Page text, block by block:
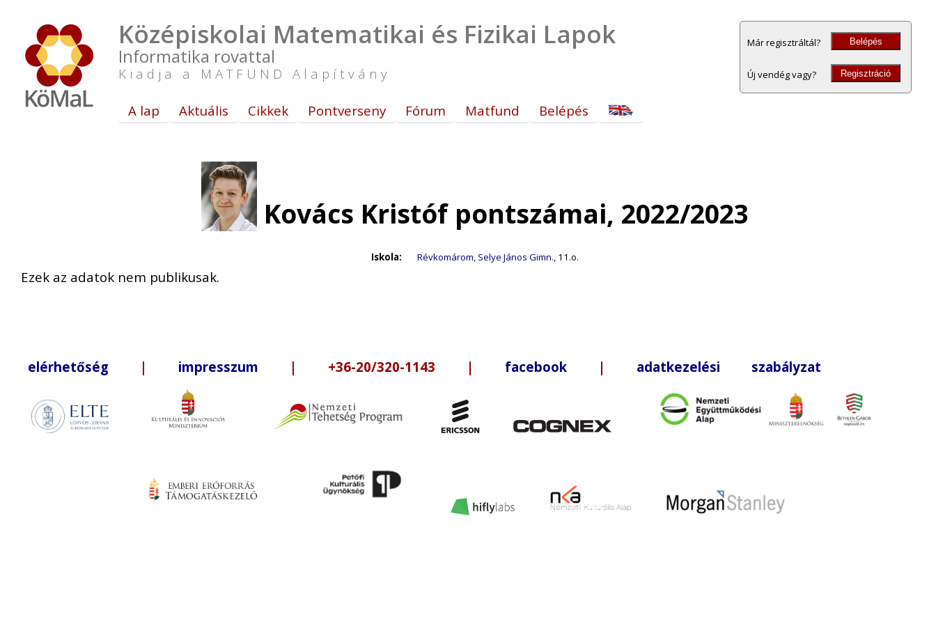
Középiskolai Matematikai és Fizikai Lapok
Informatika rovattal
Kiadja a MATFUND Alapítvány
Már regisztráltál? Belépés
Új vendég vagy? Regisztráció
A lap Aktuális Cikkek Pontverseny Fórum Matfund Belépés
Kovács Kristóf pontszámai, 2022/2023
Iskola: Révkomárom, Selye János Gimn., 11.o.
Ezek az adatok nem publikusak.
elérhetőség | impresszum | +36-20/320-1143 | facebook | adatkezelési szabályzat